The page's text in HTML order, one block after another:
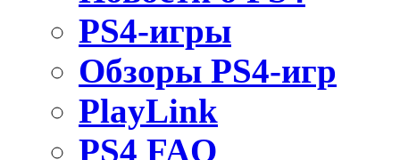
PS4-игры
Обзоры PS4-игр
PlayLink
PS4 FAQ